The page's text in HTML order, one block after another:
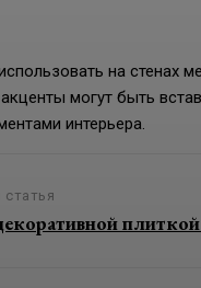
на стенах
могут быть
интерьера.